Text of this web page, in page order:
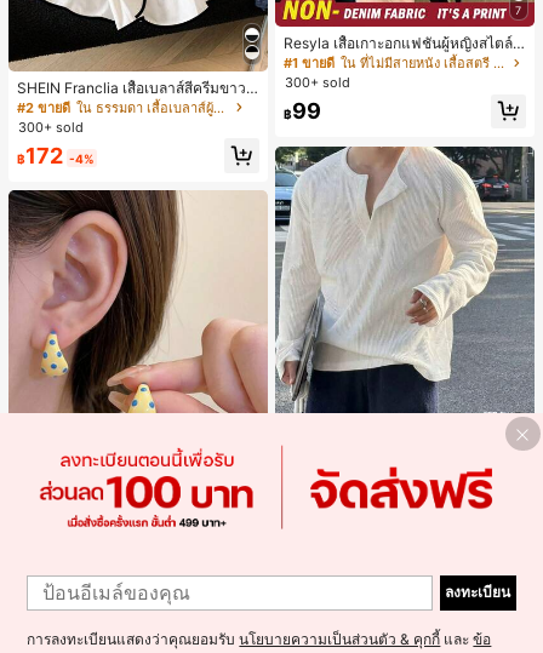
SHEIN Franclia เสื้อเบลาส์สีครีมขาวนุ่
มนวล เอวรูด, แต่งขอบตัดกัน + โบว์ผูก,
แขนพอง จับคู่กับกระโปรงชายระบาย,
กวัน
#2 ขายดี
ใน ธรรมดา เสื้อเบลาส์ผู้หญิง
300+ sold
฿172 -4%
ต่างหูโลหะรูปตัว C 1 คู่ เคลือบหยดสีเห
ลือง ลายจุดสีน้ำเงิน สไตล์ยุโรปและอเม
ริกัน แฟชั่นส่วนตัว หวานและสง่างาม
สำหรับผู้หญิงและเด็กหญิง สำหรับการเ
ดินทาง งานแต่งงาน ปาร์ตี้ วันเกิด ของ
ลูกค้ากลับมาซื้อซ้ำ!
เกือบหมดแล้ว!
#1 ขายดี ใน โบโฮ ต่างหูผู้หญิง
เกือบหมดแล้ว!
#1 ขายดี ใน โบโฮ ต่างหูผู้หญิง
เกือบหมดแล้ว!
#1 ขายดี ใน โบโฮ ต่างหูผู้หญิง
300+ sold
35 -10%
7
Resyla เสื้อเกาะอกแฟชั่นผู้หญิงสไตล์ซั
มเมอร์อเนกประสงค์ลายเดนิม แนะนำ
สำหรับงานหนัก ขายดี ตกแต่งเพชรสีสั
จำวัน
#1 ขายดี
ใน ที่ไม่มีสายหนัง เสื้อสตรี เสื้อเบลาส์ & Tee
300+ sold
฿99
Resyla Men เสื้อยืดแขนยาวกระดุมผ่า
฿279
1
ลงทะเบียน
การลงทะเบียนแสดงว่าคุณยอมรับนโยบายความเป็นส่วนตัว & คุกกี้ และข้อ